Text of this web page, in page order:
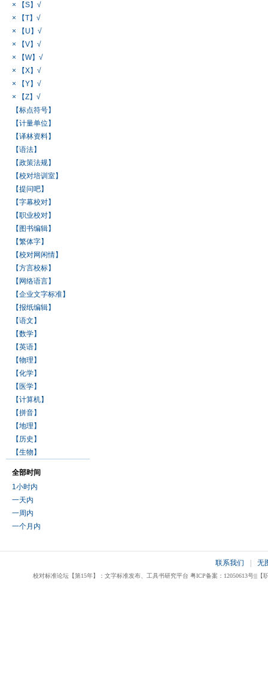
× 【S】√
× 【T】√
× 【U】√
× 【V】√
× 【W】√
× 【X】√
× 【Y】√
× 【Z】√
【标点符号】
【计量单位】
【译林资料】
【语法】
【政策法规】
【校对培训室】
【提问吧】
【字幕校对】
【职业校对】
【图书编辑】
【繁体字】
【校对网闲情】
【方言校标】
【网络语言】
【企业文字标准】
【报纸编辑】
【语文】
【数学】
【英语】
【物理】
【化学】
【医学】
【计算机】
【拼音】
【地理】
【历史】
【生物】
全部时间
1小时内
一天内
一周内
一个月内
联系我们 无
校对标准论坛【第15年】：文字标准发布、工具书研究平台 粤ICP备案：12050613号|||【